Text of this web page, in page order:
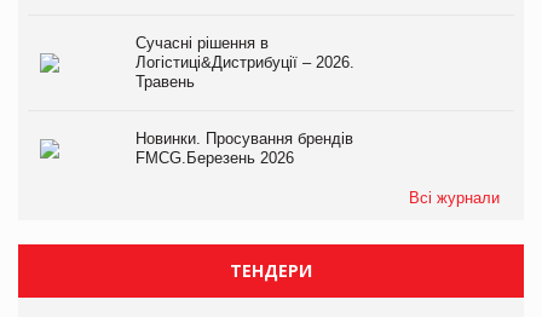
Сучасні рішення в
Логістиці&Дистрибуції – 2026.
Травень
Новинки. Просування брендів
FMCG.Березень 2026
Всі журнали
ТЕНДЕРИ